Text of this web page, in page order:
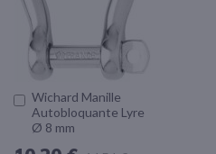
D'ACHATS
Wichard Manille
Autobloquante Lyre
Ø 8 mm
Ajouter
au
panier